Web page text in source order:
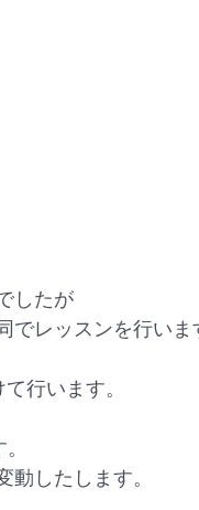
したが
でレッスンを行いま
行います。
動したします。